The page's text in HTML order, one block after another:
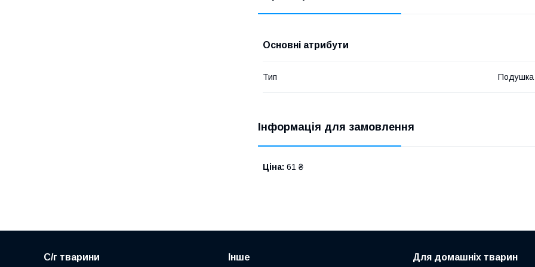
Основні атрибути
Тип Подушка
Інформація для замовлення
Ціна: 61 ₴
С/г тварини Інше Для домашніх тварин